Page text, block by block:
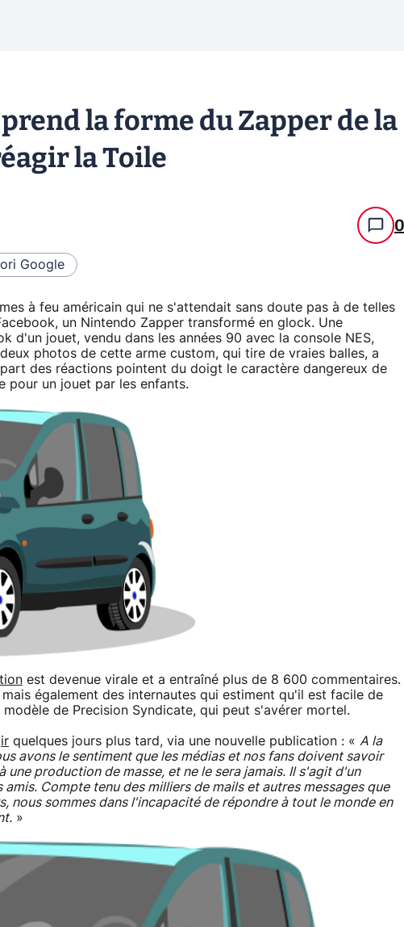
la forme du Zapper de la
la Toile
0
Google
à feu américain qui ne s'attendait sans doute pas à de telles
un Nintendo Zapper transformé en glock. Une
d'un jouet, vendu dans les années 90 avec la console NES,
photos de cette arme custom, qui tire de vraies balles, a
des réactions pointent du doigt le caractère dangereux de
pour un jouet par les enfants.
est devenue virale et a entraîné plus de 8 600 commentaires.
également des internautes qui estiment qu'il est facile de
de Precision Syndicate, qui peut s'avérer mortel.
quelques jours plus tard, via une nouvelle publication : « A la
avons le sentiment que les médias et nos fans doivent savoir
une production de masse, et ne le sera jamais. Il s'agit d'un
Compte tenu des milliers de mails et autres messages que
nous sommes dans l'incapacité de répondre à tout le monde en
»